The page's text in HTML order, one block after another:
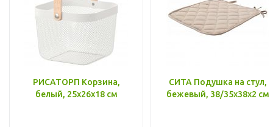
РИСАТОРП Корзина,
белый, 25x26x18 см
СИТА Подушка на стул,
бежевый, 38/35x38x2 см